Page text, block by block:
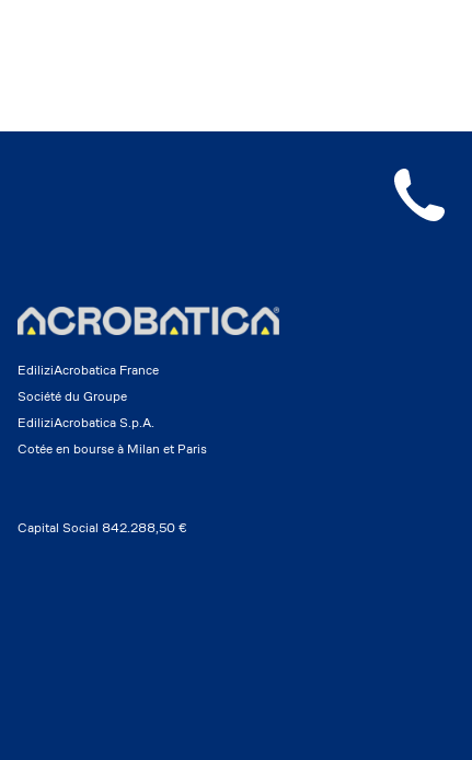
EdiliziAcrobatica France
Société du Groupe
EdiliziAcrobatica S.p.A.
Cotée en bourse à Milan et Paris
Capital Social 842.288,50 €